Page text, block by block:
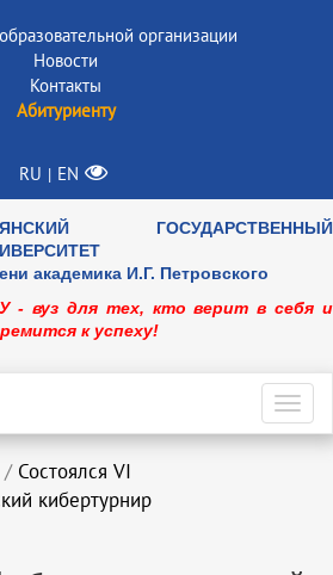
организации
Новости
Контакты
Абитуриенту
RU | EN
ГОСУДАРСТВЕННЫЙ
академика И.Г. Петровского
- вуз для тех, кто верит в себя и
к успеху!
/ Состоялся VI
кибертурнир